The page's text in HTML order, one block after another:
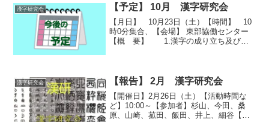
ろ、躓いたとこ...
漢字研究会 【予定】 10月 漢字研究会
【月日】 10月23日（土）【時間】 10
時0分集合、【会場】 東部協働センター
【概 要】 1.漢字の成り立ち及び漢
の成果を確...
漢字研究会 【報告】 2月 漢字研究会
【開催日】2月26日（土）【活動時間な
ど】10:00～【参加者】杉山、今田、桑
原、山崎、菰田、飯田、井上、細谷【活